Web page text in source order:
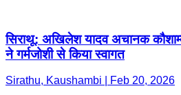
सिराथू: अखिलेश यादव अचानक
ने गर्मजोशी से किया स्वागत
Sirathu, Kaushambi | Feb 20, 2026